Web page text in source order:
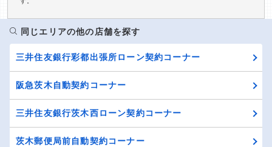
同じエリアの他の店舗を探す
三井住友銀行彩都出張所ローン契約コーナー
阪急茨木自動契約コーナー
三井住友銀行茨木西ローン契約コーナー
茨木郵便局前自動契約コーナー